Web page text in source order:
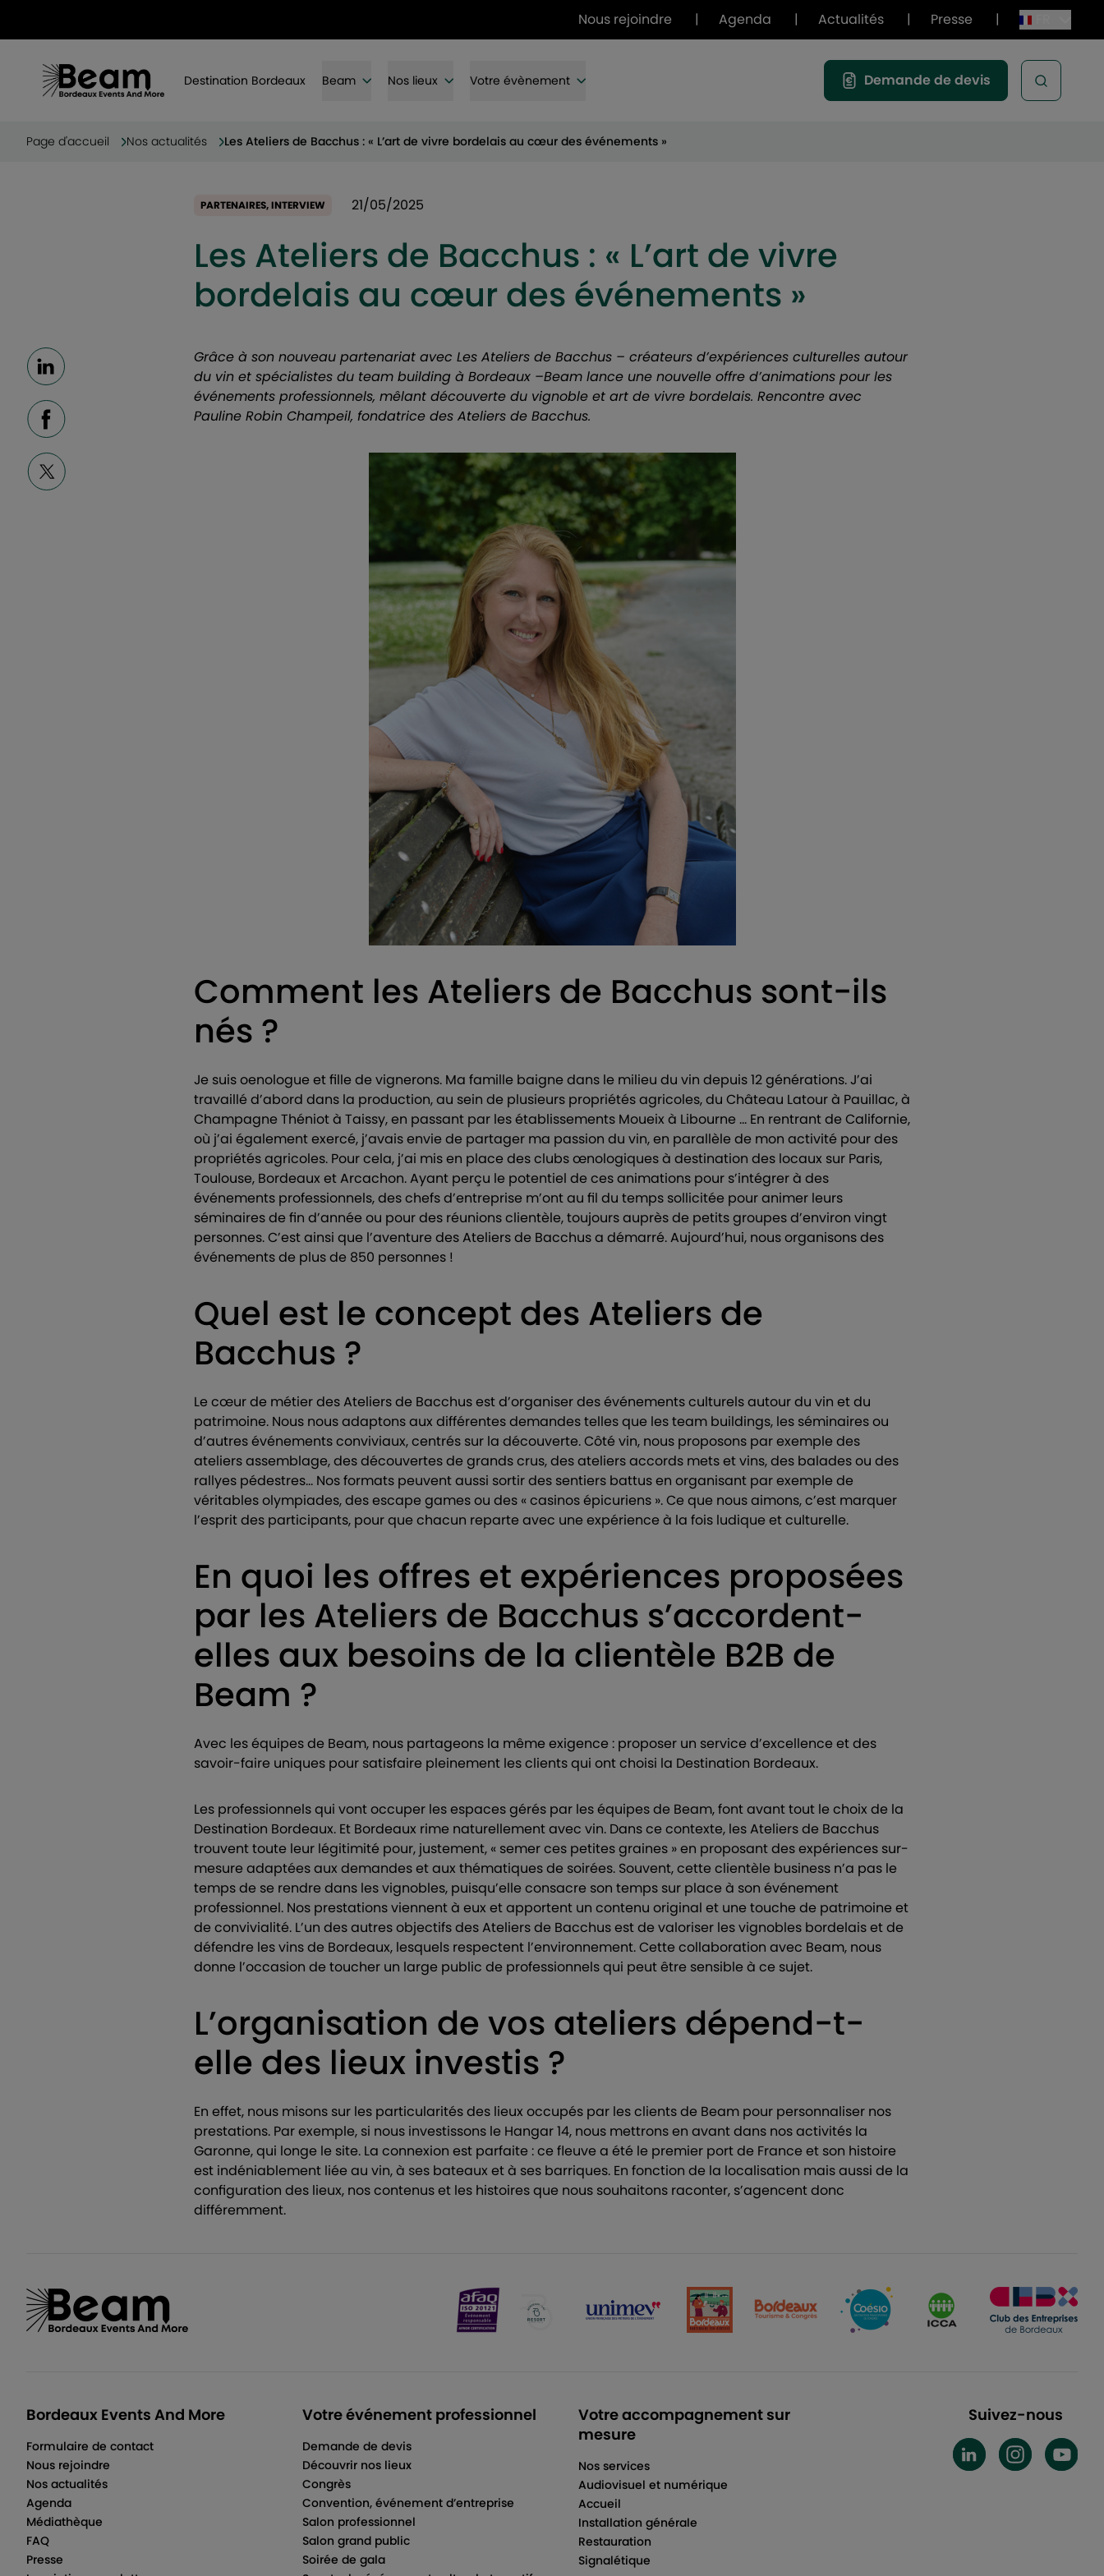
Nous rejoindre | Agenda | Actualités | Presse |
Destination Bordeaux Beam Nos lieux Votre évènement
Demande de devis
Open
Page d'accueil Nos actualités Les Ateliers de Bacchus : « L’art de vivre bordelais au cœur des événements »
PARTENAIRES, INTERVIEW 21/05/2025
Les Ateliers de Bacchus : « L’art de vivre
bordelais au cœur des événements »
Linkedin
Facebook
X
Grâce à son nouveau partenariat avec Les Ateliers de Bacchus – créateurs d’expériences culturelles autour
du vin et spécialistes du team building à Bordeaux –Beam lance une nouvelle offre d’animations pour les
événements professionnels, mêlant découverte du vignoble et art de vivre bordelais. Rencontre avec
Pauline Robin Champeil, fondatrice des Ateliers de Bacchus.
Comment les Ateliers de Bacchus sont-ils
nés ?
Je suis oenologue et fille de vignerons. Ma famille baigne dans le milieu du vin depuis 12 générations. J’ai
travaillé d’abord dans la production, au sein de plusieurs propriétés agricoles, du Château Latour à Pauillac, à
Champagne Théniot à Taissy, en passant par les établissements Moueix à Libourne … En rentrant de Californie,
où j’ai également exercé, j’avais envie de partager ma passion du vin, en parallèle de mon activité pour des
propriétés agricoles. Pour cela, j’ai mis en place des clubs œnologiques à destination des locaux sur Paris,
Toulouse, Bordeaux et Arcachon. Ayant perçu le potentiel de ces animations pour s’intégrer à des
événements professionnels, des chefs d’entreprise m’ont au fil du temps sollicitée pour animer leurs
séminaires de fin d’année ou pour des réunions clientèle, toujours auprès de petits groupes d’environ vingt
personnes. C’est ainsi que l’aventure des Ateliers de Bacchus a démarré. Aujourd’hui, nous organisons des
événements de plus de 850 personnes !
Quel est le concept des Ateliers de
Bacchus ?
Le cœur de métier des Ateliers de Bacchus est d’organiser des événements culturels autour du vin et du
patrimoine. Nous nous adaptons aux différentes demandes telles que les team buildings, les séminaires ou
d’autres événements conviviaux, centrés sur la découverte. Côté vin, nous proposons par exemple des
ateliers assemblage, des découvertes de grands crus, des ateliers accords mets et vins, des balades ou des
rallyes pédestres… Nos formats peuvent aussi sortir des sentiers battus en organisant par exemple de
véritables olympiades, des escape games ou des « casinos épicuriens ». Ce que nous aimons, c’est marquer
l’esprit des participants, pour que chacun reparte avec une expérience à la fois ludique et culturelle.
En quoi les offres et expériences proposées
par les Ateliers de Bacchus s’accordent-
elles aux besoins de la clientèle B2B de
Beam ?
Avec les équipes de Beam, nous partageons la même exigence : proposer un service d’excellence et des
savoir-faire uniques pour satisfaire pleinement les clients qui ont choisi la Destination Bordeaux.
Les professionnels qui vont occuper les espaces gérés par les équipes de Beam, font avant tout le choix de la
Destination Bordeaux. Et Bordeaux rime naturellement avec vin. Dans ce contexte, les Ateliers de Bacchus
trouvent toute leur légitimité pour, justement, « semer ces petites graines » en proposant des expériences sur-
mesure adaptées aux demandes et aux thématiques de soirées. Souvent, cette clientèle business n’a pas le
temps de se rendre dans les vignobles, puisqu’elle consacre son temps sur place à son événement
professionnel. Nos prestations viennent à eux et apportent un contenu original et une touche de patrimoine et
de convivialité. L’un des autres objectifs des Ateliers de Bacchus est de valoriser les vignobles bordelais et de
défendre les vins de Bordeaux, lesquels respectent l’environnement. Cette collaboration avec Beam, nous
donne l’occasion de toucher un large public de professionnels qui peut être sensible à ce sujet.
L’organisation de vos ateliers dépend-t-
elle des lieux investis ?
En effet, nous misons sur les particularités des lieux occupés par les clients de Beam pour personnaliser nos
prestations. Par exemple, si nous investissons le Hangar 14, nous mettrons en avant dans nos activités la
Garonne, qui longe le site. La connexion est parfaite : ce fleuve a été le premier port de France et son histoire
est indéniablement liée au vin, à ses bateaux et à ses barriques. En fonction de la localisation mais aussi de la
configuration des lieux, nos contenus et les histoires que nous souhaitons raconter, s’agencent donc
différemment.
Bordeaux Events And More
Formulaire de contact
Nous rejoindre
Nos actualités
Agenda
Médiathèque
FAQ
Presse
Votre événement professionnel
Demande de devis
Découvrir nos lieux
Congrès
Convention, événement d’entreprise
Salon professionnel
Salon grand public
Soirée de gala
Votre accompagnement sur
mesure
Nos services
Audiovisuel et numérique
Accueil
Installation générale
Restauration
Signalétique
Suivez-nous
BEAM LinkedIn
BEAM BEAM